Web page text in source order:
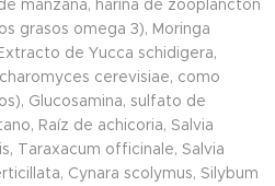
manzana, harina de zooplancton
grasos omega 3), Moringa
de Yucca schidigera,
cerevisiae, como
Glucosamina, sulfato de
Raíz de achicoria, Salvia
Taraxacum officinale, Salvia
Cynara scolymus, Silybum